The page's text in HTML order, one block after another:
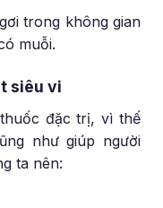
trong không gian
muỗi.
siêu vi
đặc trị, vì thế
như giúp người
ta nên: